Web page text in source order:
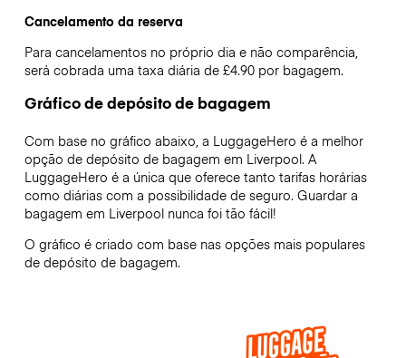
Cancelamento da reserva
Para cancelamentos no próprio dia e não comparência,
será cobrada uma taxa diária de £4.90 por bagagem.
Gráfico de depósito de bagagem
Com base no gráfico abaixo, a LuggageHero é a melhor
opção de depósito de bagagem em Liverpool. A
LuggageHero é a única que oferece tanto tarifas horárias
como diárias com a possibilidade de seguro. Guardar a
bagagem em Liverpoolnunca foi tão fácil!
O gráfico é criado com base nas opções mais populares
de depósito de bagagem.